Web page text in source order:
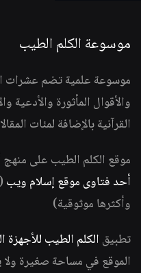
موسوعة الكلم الطيب
موسوعة علمية تضم عشرات
والأقوال المأثورة والأدعية
القرآنية بالإضافة لمئات
موقع الكلم الطيب على منهج
أحد فتاوى موقع إسلام ويب
وأكثرها موثوقية)
تطبيق الكلم الطيب للأجهزة
الموقع في مساحة صغيرة ولا